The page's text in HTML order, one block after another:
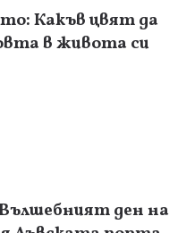
Какъв цвят да
в живота си
ден на